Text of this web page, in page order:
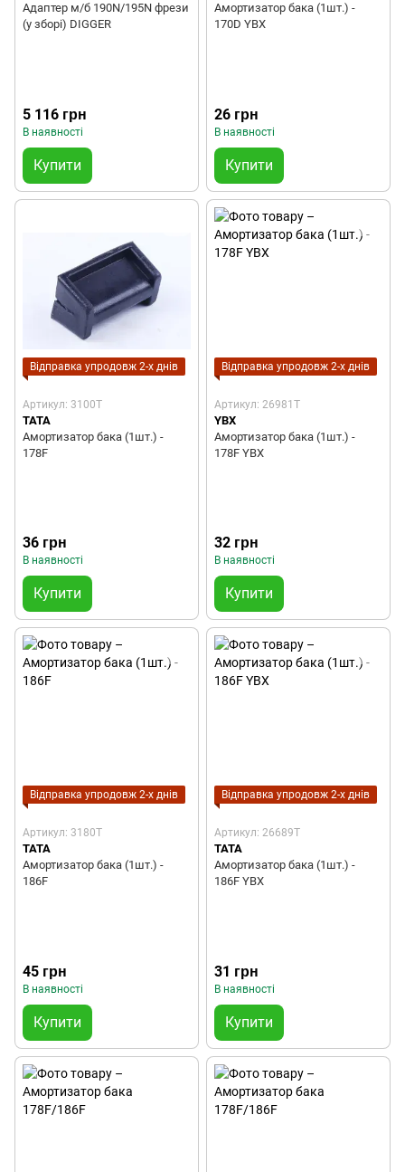
Адаптер м/б 190N/195N фрези
(у зборі) DIGGER
5 116 грн
В наявності
Купити
Амортизатор бака (1шт.) -
170D YBX
26 грн
В наявності
Купити
Відправка упродовж 2-х днів
Артикул: 3100T
TATA
Амортизатор бака (1шт.) -
178F
36 грн
В наявності
Купити
Відправка упродовж 2-х днів
Артикул: 26981T
YBX
Амортизатор бака (1шт.) -
178F YBX
32 грн
В наявності
Купити
Відправка упродовж 2-х днів
Артикул: 3180T
TATA
Амортизатор бака (1шт.) -
186F
45 грн
В наявності
Купити
Відправка упродовж 2-х днів
Артикул: 26689T
TATA
Амортизатор бака (1шт.) -
186F YBX
31 грн
В наявності
Купити